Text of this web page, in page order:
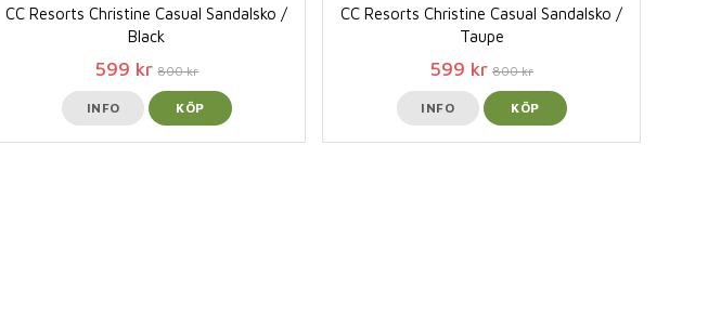
CC Resorts Christine Casual Sandalsko /
Black
599 kr 800 kr
INFO KÖP
CC Resorts Christine Casual Sandalsko /
Taupe
599 kr 800 kr
INFO KÖP